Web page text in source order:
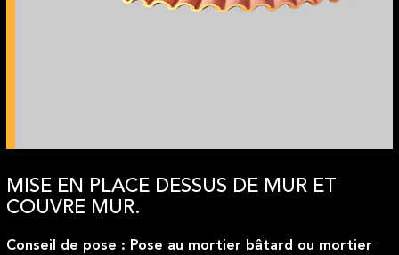
MISE EN PLACE DESSUS DE MUR ET
COUVRE MUR.
Conseil de pose : Pose au mortier bâtard ou mortier